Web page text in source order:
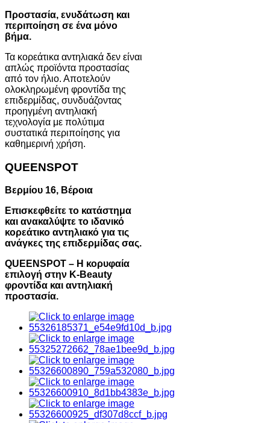
Προστασία, ενυδάτωση και
περιποίηση σε ένα μόνο
βήμα.
Τα κορεάτικα αντηλιακά δεν είναι
απλώς προϊόντα προστασίας
από τον ήλιο. Αποτελούν
ολοκληρωμένη φροντίδα της
επιδερμίδας, συνδυάζοντας
προηγμένη αντηλιακή
τεχνολογία με πολύτιμα
συστατικά περιποίησης για
καθημερινή χρήση.
QUEENSPOT
Βερμίου 16, Βέροια
Επισκεφθείτε το κατάστημα
και ανακαλύψτε το ιδανικό
κορεάτικο αντηλιακό για τις
ανάγκες της επιδερμίδας σας.
QUEENSPOT – Η κορυφαία
επιλογή στην K-Beauty
φροντίδα και αντηλιακή
προστασία.